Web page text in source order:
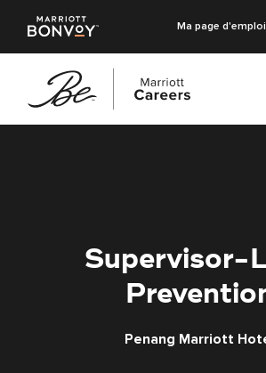
Ma page d'emploi
Supervisor-
Penang Marriott